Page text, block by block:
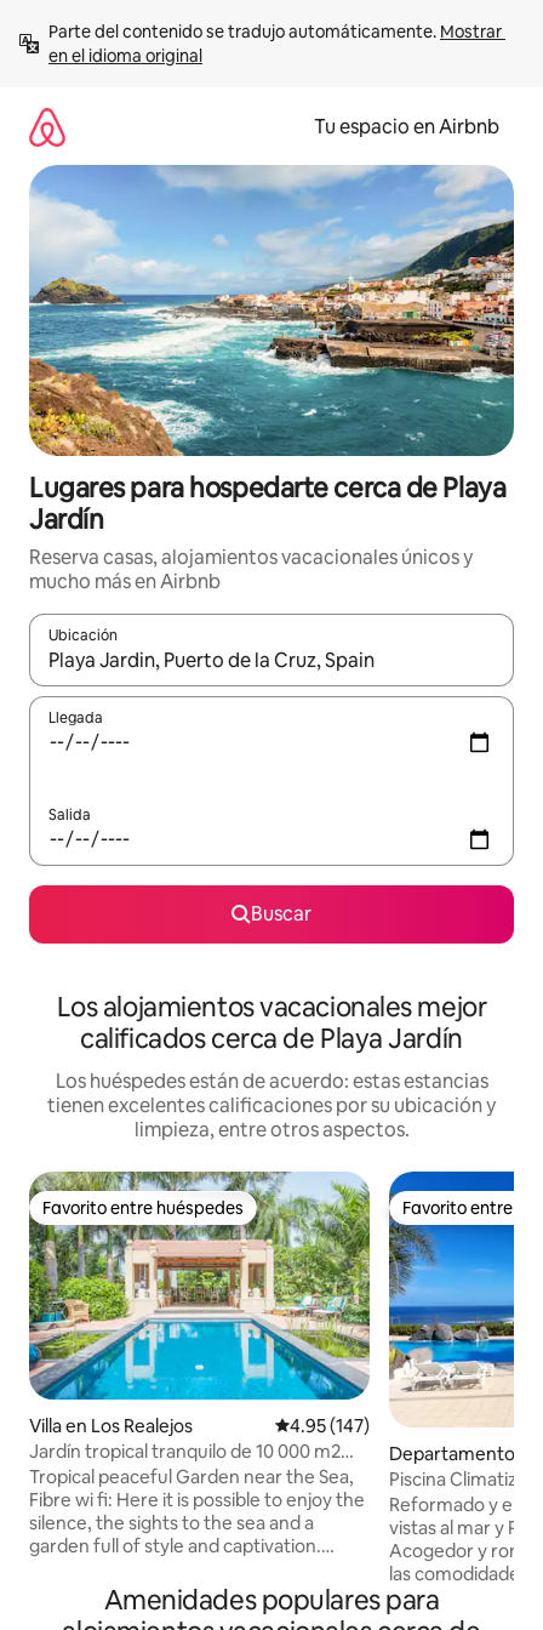
contenido
Parte del contenido se tradujo automáticamente. Mostrar
en el idioma original
Tu espacio en Airbnb
Lugares para hospedarte cerca de Playa
Jardín
Reserva casas, alojamientos vacacionales únicos y
mucho más en Airbnb
Ubicación
Cuando los resultados estén disponibles, podrás navegar
Llegada
Salida
Buscar
Los alojamientos vacacionales mejor
calificados cerca de Playa Jardín
Los huéspedes están de acuerdo: estas estancias
tienen excelentes calificaciones por su ubicación y
limpieza, entre otros aspectos.
Favorito entre huéspedes
Favorito entre huéspedes
Villa en Los Realejos Calificación promedio: 4.95 de
4.95 (147)
Jardín tropical tranquilo de 10 000 m2
cerca del mar
Tropical peaceful Garden near the Sea,
Fibre wi fi: Here it is possible to enjoy the
silence, the sights to the sea and a
garden full of style and captivation.
elegant swimming pool and the outdoor
lounge, inviting to enjoying languidly the
Favorito entre
Favorito entre
Departamento
e la Cruz
Piscina
Reformado y
vistas al mar y
Acogedor y romántico.
las comodidades;
AltaVelocidad,
Televisión de 43",
Amenidades populares para